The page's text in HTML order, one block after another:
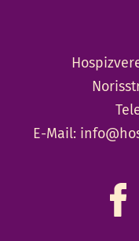
E-Mail: